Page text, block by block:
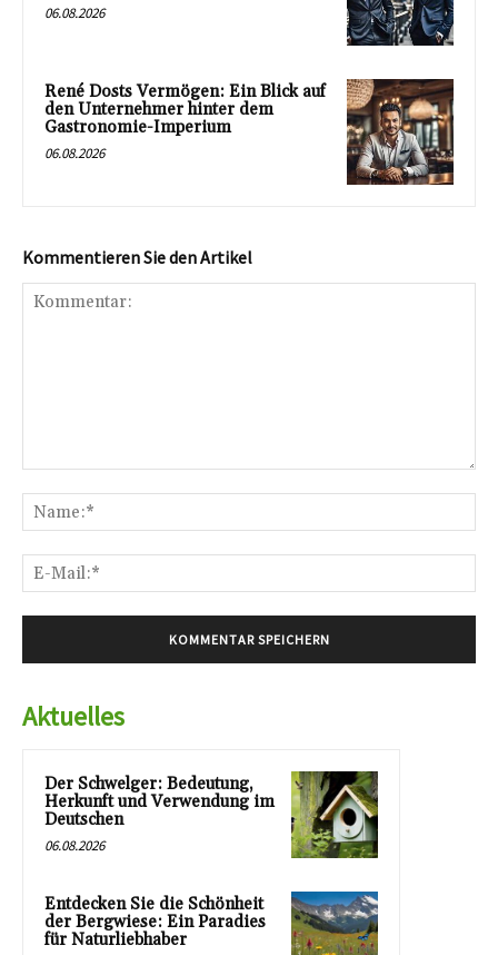
06.08.2026
René Dosts Vermögen: Ein Blick auf
den Unternehmer hinter dem
Gastronomie-Imperium
06.08.2026
Kommentieren Sie den Artikel
Aktuelles
Der Schwelger: Bedeutung,
Herkunft und Verwendung im
Deutschen
06.08.2026
Entdecken Sie die Schönheit
der Bergwiese: Ein Paradies
für Naturliebhaber